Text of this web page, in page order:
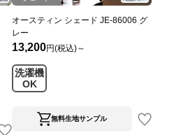
オースティン シェード JE-86006 グ
レー
13,200円(税込)～
洗濯機
OK
無料生地サンプル